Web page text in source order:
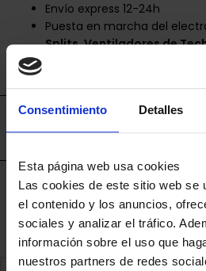
Consentimiento Detalles
Esta página web usa cookies
Las cookies de este sitio web se
el contenido y los anuncios,
sociales y analizar el tráfico.
información sobre el uso que
nuestros partners de redes
Envío express 12-24h
Puesta en marcha del
Splits, Ventiladores de
Envíos disponibles
Murcia.
Financia a plazos con
+ info